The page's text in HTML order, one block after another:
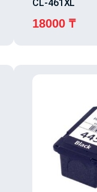
CL-461XL
18000 ₸